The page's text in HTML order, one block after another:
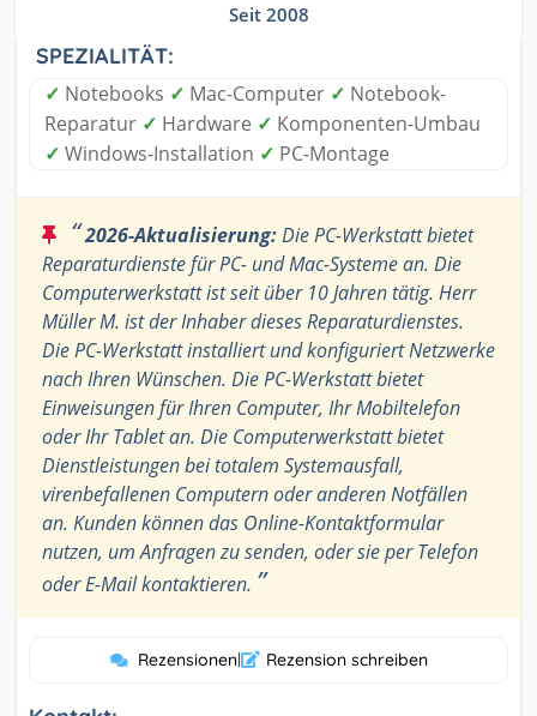
Seit 2008
SPEZIALITÄT:
✓ Notebooks ✓ Mac-Computer ✓ Notebook-
Reparatur ✓ Hardware ✓ Komponenten-Umbau
✓ Windows-Installation ✓ PC-Montage
“2026-Aktualisierung:Die PC-Werkstatt bietet
Reparaturdienste für PC- und Mac-Systeme an. Die
Computerwerkstatt ist seit über 10 Jahren tätig. Herr
Müller M. ist der Inhaber dieses Reparaturdienstes.
Die PC-Werkstatt installiert und konfiguriert Netzwerke
nach Ihren Wünschen. Die PC-Werkstatt bietet
Einweisungen für Ihren Computer, Ihr Mobiltelefon
oder Ihr Tablet an. Die Computerwerkstatt bietet
Dienstleistungen bei totalem Systemausfall,
virenbefallenen Computern oder anderen Notfällen
an. Kunden können das Online-Kontaktformular
nutzen, um Anfragen zu senden, oder sie per Telefon
oder E-Mail kontaktieren. ”
Rezensionen| Rezension schreiben